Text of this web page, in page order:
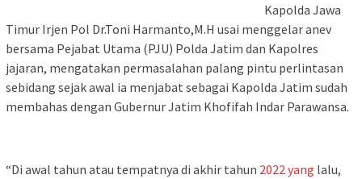
Kapolda Jawa
Timur Irjen Pol Dr.Toni Harmanto,M.H usai menggelar anev
bersama Pejabat Utama (PJU) Polda Jatim dan Kapolres
jajaran, mengatakan permasalahan palang pintu perlintasan
sebidang sejak awal ia menjabat sebagai Kapolda Jatim sudah
membahas dengan Gubernur Jatim Khofifah Indar Parawansa.
“Di awal tahun atau tempatnya di akhir tahun 2022yang lalu,